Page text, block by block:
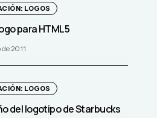
LOGOS
para HTML5
de 2011
LOGOS
del logotipo de Starbucks